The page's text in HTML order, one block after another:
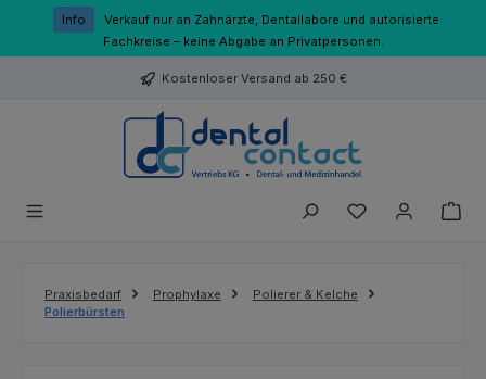
Zum Hauptinhalt springen
Info
Verkauf nur an Zahnärzte, Dentallabore und autorisierte
Fachkreise – keine Abgabe an Privatpersonen.
Kostenloser Versand ab 250 €
Du hast 0
Praxisbedarf Prophylaxe
Polierer & Kelche
Polierbürsten